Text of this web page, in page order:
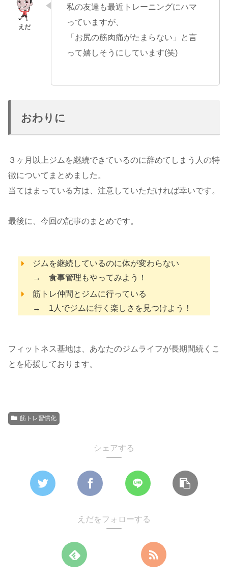
私の友達も最近トレーニングにハマ
っていますが、
「お尻の筋肉痛がたまらない」と言
って嬉しそうにしています(笑)
おわりに
３ヶ月以上ジムを継続できているのに辞めてしまう人の特
徴についてまとめました。
当てはまっている方は、注意していただければ幸いです。
最後に、今回の記事のまとめです。
ジムを継続しているのに体が変わらない
→ 食事管理もやってみよう！
筋トレ仲間とジムに行っている
→ 1人でジムに行く楽しさを見つけよう！
フィットネス基地は、あなたのジムライフが長期間続くこ
とを応援しております。
筋トレ習慣化
シェアする
えだをフォローする